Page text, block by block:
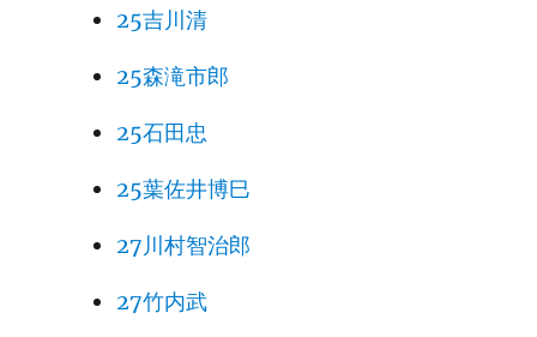
25吉川清
25森滝市郎
25石田忠
25葉佐井博巳
27川村智治郎
27竹内武